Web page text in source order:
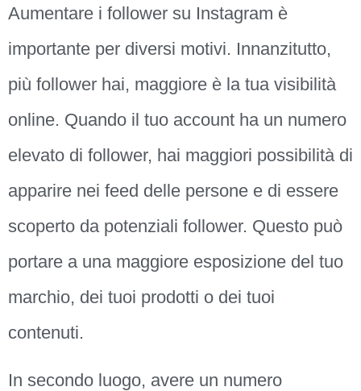
Aumentare i follower su Instagram è
importante per diversi motivi. Innanzitutto,
più follower hai, maggiore è la tua visibilità
online. Quando il tuo account ha un numero
elevato di follower, hai maggiori possibilità di
apparire nei feed delle persone e di essere
scoperto da potenziali follower. Questo può
portare a una maggiore esposizione del tuo
marchio, dei tuoi prodotti o dei tuoi
contenuti.
In secondo luogo, avere un numero